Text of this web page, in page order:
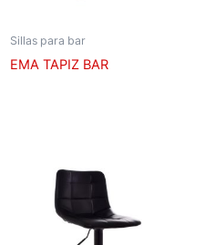
Sillas para bar
EMA TAPIZ BAR